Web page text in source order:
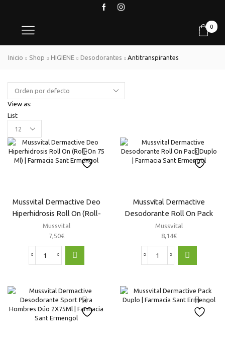
0
Inicio Shop HIGIENE Desodorantes Antitranspirantes
View as:
List
per
page
Mussvital Dermactive Deo
Hiperhidrosis Roll On (Roll-
On 75 Ml)
Mussvital
7,50€
Mussvital
Hiperhidrosis
Roll
On
(Roll-
Mussvital Dermactive
Desodorante Roll On Pack
Duplo
Mussvital
8,14€
Mussvital
Roll
On